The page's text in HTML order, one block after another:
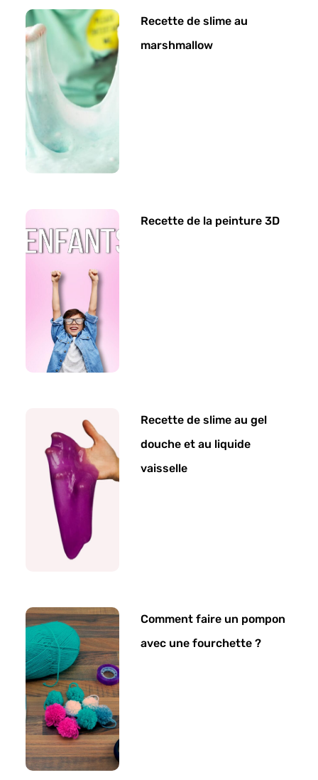
Recette de slime au
marshmallow
Recette de la peinture 3D
Recette de slime au gel
douche et au liquide
vaisselle
Comment faire un pompon
avec une fourchette ?